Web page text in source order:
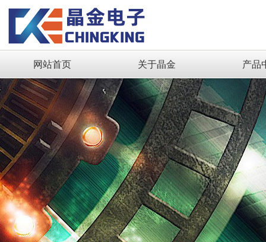
网站首页 关于晶金 产品